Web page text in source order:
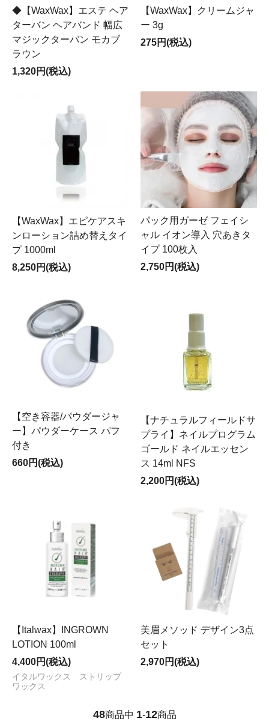
◆【WaxWax】エステ ヘア
ターバン ヘアバンド 幅広
マジックターバン モカブ
ラウン
1,320円(税込)
【WaxWax】クリームジャ
ー 3g
275円(税込)
【WaxWax】エピケアスキ
ンローション詰め替えタイ
プ 1000ml
8,250円(税込)
パック用ガーゼ フェイシ
ャル イオン導入 穴あきタ
イプ 100枚入
2,750円(税込)
【空き容器/パウダージャ
ー】パウダーケース パフ
付き
660円(税込)
【ナチュラルフィールドサ
プライ】ネイルプログラム
ゴールド ネイルエッセン
ス 14ml NFS
2,200円(税込)
【Italwax】INGROWN
LOTION 100ml
4,400円(税込)
イタルワックス ストリップ
ワックス
美眉メソッド デザイン3点
セット
2,970円(税込)
48商品中 1-12商品